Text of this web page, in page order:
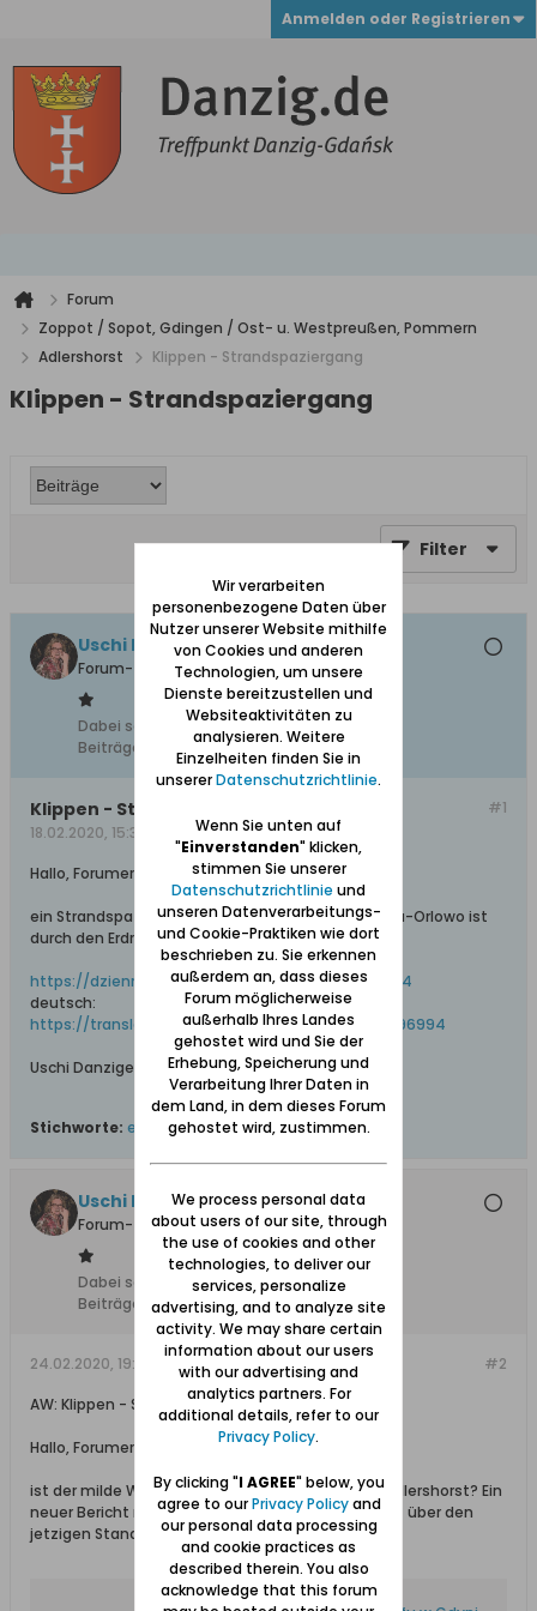
Anmelden oder Registrieren
Forum
Zoppot / Sopot, Gdingen / Ost- u. Westpreußen, Pommern
Adlershorst
Klippen - Strandspaziergang
Klippen - Strandspaziergang
Filter
Uschi Danziger
Forum-Teilnehmer
Dabei seit:
28.10.2018
Beiträge:
#1
Klippen - Strandspaziergang
18.02.2020, 15:34
Hallo, Forumer,
ein Strandspaziergang unter den Klippen in Gdynia-Orlowo ist
durch den Erdrutsch zurzeit sehr gefährlich.
https://dziennikbaltycki.pl/na-klifi...ar/c1-14796994
deutsch:
https://translate.google.com/transla...%2Fc1-14796994
Uschi Danziger
Stichworte: erdrutsch,klippen,spaziergang
Uschi Danziger
Forum-Teilnehmer
Dabei seit:
28.10.2018
Beiträge:
538
#2
24.02.2020, 19:06
AW: Klippen - Strandspaziergang
Hallo, Forumer,
ist der milde Winter ein Problem für die Klippe in Adlershorst? Ein
neuer Bericht mit Video vom 24.02.2020 informiert über den
jetzigen Stand der Erdrutsche.
Wir verarbeiten
personenbezogene Daten über
Nutzer unserer Website mithilfe
von Cookies und anderen
Technologien, um unsere
Dienste bereitzustellen und
Websiteaktivitäten zu
analysieren. Weitere
Einzelheiten finden Sie in
unsererDatenschutzrichtlinie.
Wenn Sie unten auf
"Einverstanden" klicken,
stimmen Sie unserer
Datenschutzrichtlinie und
unseren Datenverarbeitungs-
und Cookie-Praktiken wie dort
beschrieben zu. Sie erkennen
außerdem an, dass dieses
Forum möglicherweise
außerhalb Ihres Landes
gehostet wird und Sie der
Erhebung, Speicherung und
Verarbeitung Ihrer Daten in
dem Land, in dem dieses Forum
gehostet wird, zustimmen.
We process personal data
about users of our site, through
the use of cookies and other
technologies, to deliver our
services, personalize
advertising, and to analyze site
activity. We may share certain
information about our users
with our advertising and
analytics partners. For
additional details, refer to our
Privacy Policy.
By clicking "I AGREE" below, you
agree to ourPrivacy Policyand
our personal data processing
and cookie practices as
described therein. You also
acknowledge that this forum